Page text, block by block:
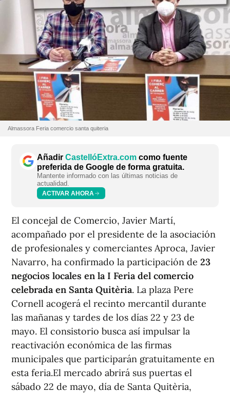
Almassora Feria comercio santa quiteria
Añadir CastellóExtra.com como fuente
preferida de Google de forma gratuita.
Mantente informado con las últimas noticias de
actualidad.
ACTIVAR AHORA
El concejal de Comercio, Javier Martí,
acompañado por el presidente de la asociación
de profesionales y comerciantes Aproca, Javier
Navarro, ha confirmado la participación de 23
negocios locales en la I Feria del comercio
celebrada en Santa Quitèria. La plaza Pere
Cornell acogerá el recinto mercantil durante
las mañanas y tardes de los días 22 y 23 de
mayo. El consistorio busca así impulsar la
reactivación económica de las firmas
municipales que participarán gratuitamente en
esta feria.El mercado abrirá sus puertas el
sábado 22 de mayo, día de Santa Quitèria,